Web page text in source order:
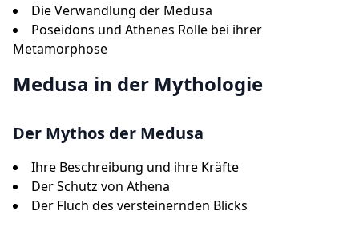
Die Verwandlung der Medusa
Poseidons und Athenes Rolle bei ihrer
Metamorphose
Medusa in der Mythologie
Der Mythos der Medusa
Ihre Beschreibung und ihre Kräfte
Der Schutz von Athena
Der Fluch des versteinernden Blicks